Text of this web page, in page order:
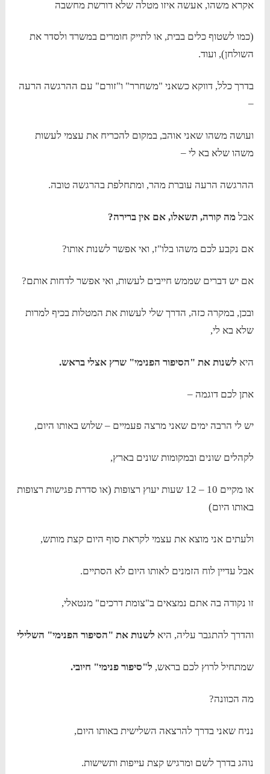
אקרא משהו, אעשה איזו מטלה שלא דורשת מחשבה
(כמו לשטוף כלים בבית, או לתייק חומרים במשרד ולסדר את
השולחן), ועוד.
בדרך כלל, דווקא כשאני "משחרר" ו"זורם" עם ההרגשה הרעה
–
ועושה משהו שאני אוהב, במקום להכריח את עצמי לעשות
משהו שלא בא לי –
ההרגשה הרעה עוברת מהר, ומתחלפת בהרגשה טובה.
אבלמה קורה, תשאלו, אם אין ברירה?
אם נקבע לכם משהו בלו"ז, ואי אפשר לשנות אותו?
אם יש דברים שממש חייבים לעשות, ואי אפשר לדחות אותם?
ובכן, במקרה כזה, הדרך שלי לעשות את המטלות בכיף למרות
שלא בא לי,
היא לשנות את "הסיפור הפנימי" שרץ אצלי בראש.
אתן לכם דוגמה –
יש לי הרבה ימים שאני מרצה פעמיים – שלוש באותו היום,
לקהלים שונים ובמקומות שונים בארץ,
או מקיים 10 – 12 שעות יעוץ רצופות (או סדרת פגישות רצופות
באותו היום)
ולעתים אני מוצא את עצמי לקראת סוף היום קצת מותש,
אבל עדיין לוח הזמנים לאותו היום לא הסתיים.
זו נקודה בה אתם נמצאים ב"צומת דרכים" מנטאלי,
והדרך להתגבר עליה, היא לשנות את "הסיפור הפנימי" השלילי
שמתחיל לרוץ לכם בראש, ל"סיפור פנימי" חיובי.
מה הכוונה?
נניח שאני בדרך להרצאה השלישית באותו היום,
נוהג בדרך לשם ומרגיש קצת עייפות ותשישות.